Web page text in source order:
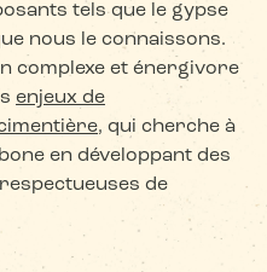
tels que le gypse
nous le connaissons.
complexe et énergivore
enjeux de
, qui cherche à
en développant des
de